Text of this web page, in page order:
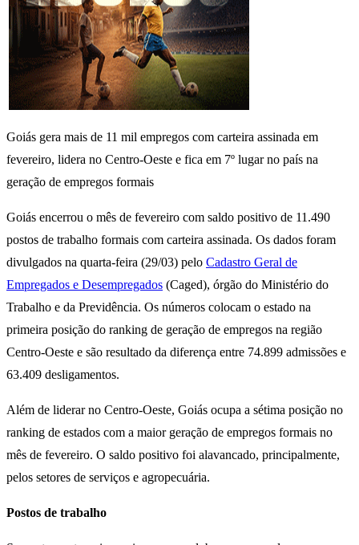
Goiás gera mais de 11 mil empregos com carteira assinada em
fevereiro, lidera no Centro-Oeste e fica em 7º lugar no país na
geração de empregos formais
Goiás encerrou o mês de fevereiro com saldo positivo de 11.490
postos de trabalho formais com carteira assinada. Os dados foram
divulgados na quarta-feira (29/03) pelo Cadastro Geral de
Empregados e Desempregados (Caged), órgão do Ministério do
Trabalho e da Previdência. Os números colocam o estado na
primeira posição do ranking de geração de empregos na região
Centro-Oeste e são resultado da diferença entre 74.899 admissões e
63.409 desligamentos.
Além de liderar no Centro-Oeste, Goiás ocupa a sétima posição no
ranking de estados com a maior geração de empregos formais no
mês de fevereiro. O saldo positivo foi alavancado, principalmente,
pelos setores de serviços e agropecuária.
Postos de trabalho